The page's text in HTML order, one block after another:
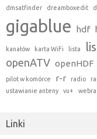
dmsatfinder dreamboxedit
gigablue hdf
kanałów karta WiFi lista
openATV openHDF
pilot w komórce r-r radio
ustawianie anteny
vu+
Linki